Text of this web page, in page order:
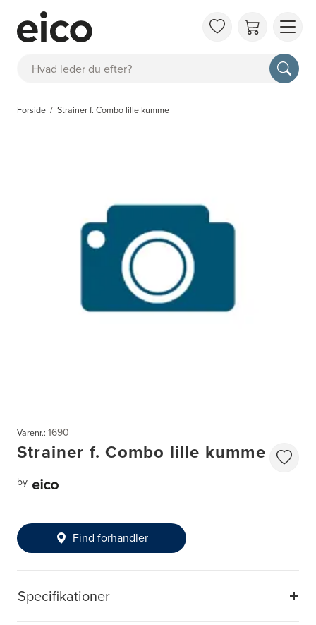
Søg
OM
FAQ
Forside Strainer f. Combo lille kumme
Specifikationer
Varenr.: 1690
Strainer f. Combo lille kumme
by
Find forhandler